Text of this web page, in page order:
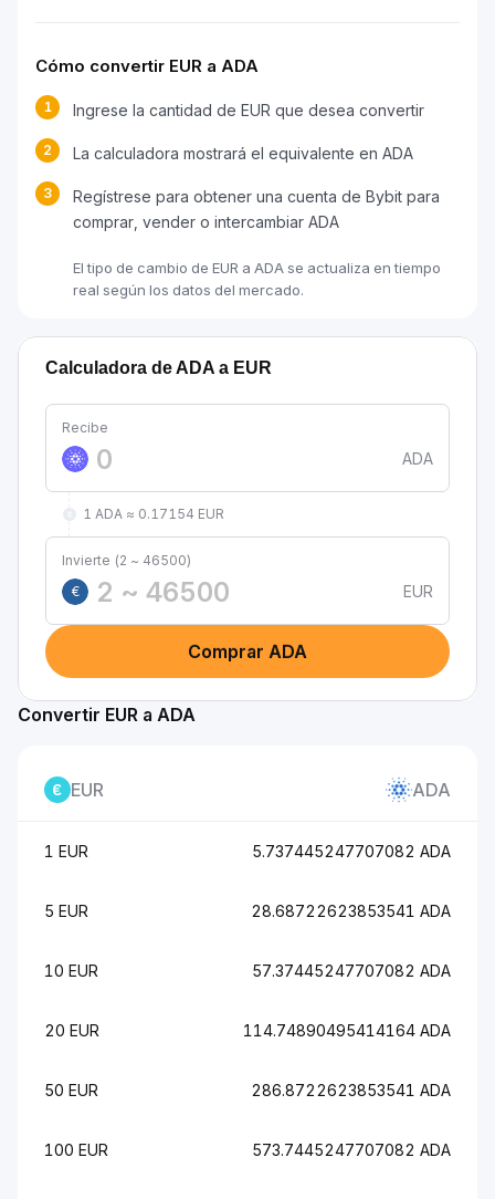
Cómo convertir EUR a ADA
1 Ingrese la cantidad de EUR que desea convertir
2 La calculadora mostrará el equivalente en ADA
3
Regístrese para obtener una cuenta de Bybit para
comprar, vender o intercambiar ADA
El tipo de cambio de EUR a ADA se actualiza en tiempo
real según los datos del mercado.
Calculadora de ADA a EUR
Recibe
ADA
1 ADA ≈ 0.17154 EUR
Invierte (2 ~ 46500)
€
EUR
Comprar ADA
Convertir EUR a ADA
EUR ADA
1 EUR 5.737445247707082 ADA
5 EUR 28.68722623853541 ADA
10 EUR 57.37445247707082 ADA
20 EUR 114.74890495414164 ADA
50 EUR 286.8722623853541 ADA
100 EUR 573.7445247707082 ADA